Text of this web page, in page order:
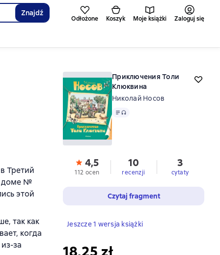
Znajdź
Odłożone Koszyk Moje książki Zaloguj się
Третий
доме №
этой
так как
когда
за
Приключения Толи
Клюквина
Николай Носов
Tekst
4,5
112 ocen
10
recenzji
3
cytaty
Czytaj fragment
Jeszcze 1 wersja książki